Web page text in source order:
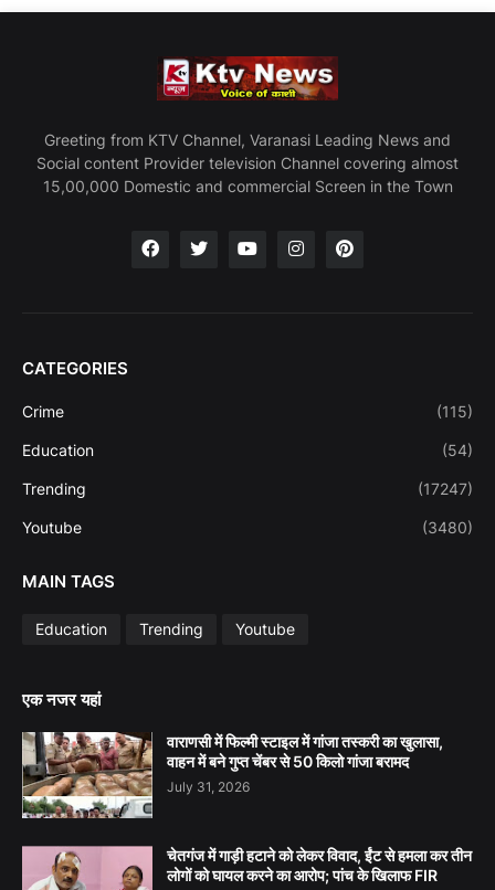
Greeting from KTV Channel, Varanasi Leading News and
Social content Provider television Channel covering almost
15,00,000 Domestic and commercial Screen in the Town
CATEGORIES
Crime (115)
Education (54)
Trending (17247)
Youtube (3480)
MAIN TAGS
Education Trending Youtube
एक नजर यहां
वाराणसी में फिल्मी स्टाइल में गांजा तस्करी का खुलासा,
वाहन में बने गुप्त चेंबर से 50 किलो गांजा बरामद
July 31, 2026
चेतगंज में गाड़ी हटाने को लेकर विवाद, ईंट से हमला कर तीन
लोगों को घायल करने का आरोप; पांच के खिलाफ FIR